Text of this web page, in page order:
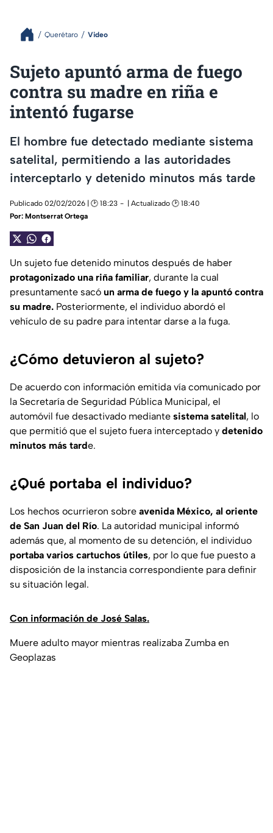
Querétaro Video
Sujeto apuntó arma de fuego
contra su madre en riña e
intentó fugarse
El hombre fue detectado mediante sistema
satelital, permitiendo a las autoridades
interceptarlo y detenido minutos más tarde
Publicado 02/02/2026 | 🕑 18:23
| Actualizado 🕑 18:40
Por: Montserrat Ortega
Un sujeto fue detenido minutos después de haber
protagonizado una riña familiar, durante la cual
presuntamente sacó un arma de fuego y la apuntó contra
su madre. Posteriormente, el individuo abordó el
vehículo de su padre para intentar darse a la fuga.
¿Cómo detuvieron al sujeto?
De acuerdo con información emitida vía comunicado por
la Secretaría de Seguridad Pública Municipal, el
automóvil fue desactivado mediante sistema satelital, lo
que permitió que el sujeto fuera interceptado y detenido
minutos más tarde.
¿Qué portaba el individuo?
Los hechos ocurrieron sobre avenida México, al oriente
de San Juan del Río. La autoridad municipal informó
además que, al momento de su detención, el individuo
portaba varios cartuchos útiles, por lo que fue puesto a
disposición de la instancia correspondiente para definir
su situación legal.
Con información de José Salas.
Muere adulto mayor mientras realizaba Zumba en
Geoplazas